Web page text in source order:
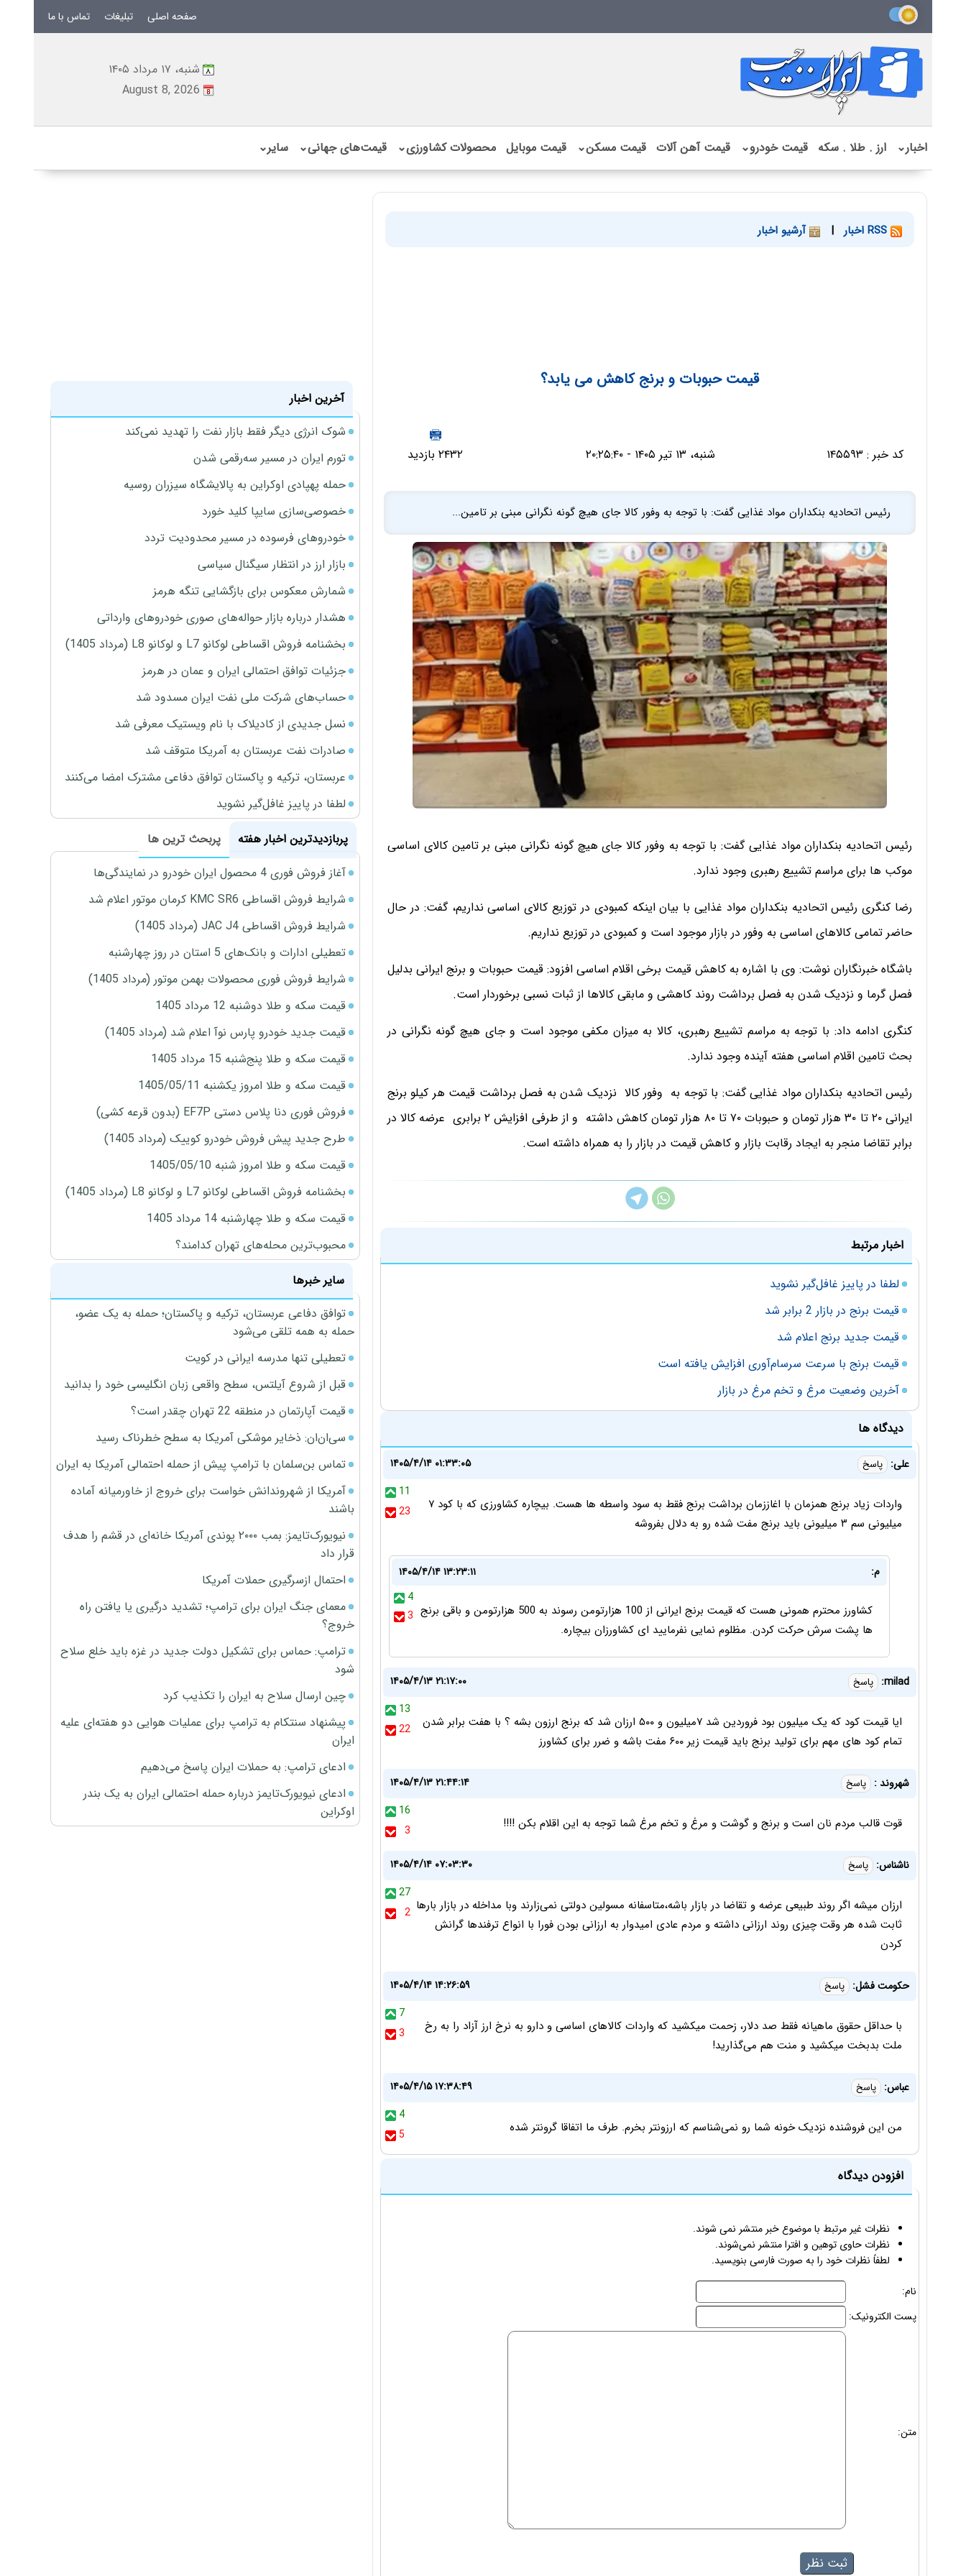
صفحه اصلی تبلیغات تماس با ما
شنبه، ۱۷ مرداد ۱۴۰۵
August 8, 2026
اخبار⌄ ارز . طلا . سکه قیمت خودرو⌄ قیمت آهن آلات قیمت مسکن⌄ قیمت موبایل محصولات کشاورزی⌄ قیمت‌های جهانی⌄ سایر⌄
| آرشیو اخبار
قیمت حبوبات و برنج کاهش می یابد؟
کد خبر : ۱۴۵۵۹۳ شنبه، ۱۳ تیر ۱۴۰۵ - ۲۰:۲۵:۴۰ ۲۴۳۲ بازدید
رئیس اتحادیه بنکداران مواد غذایی گفت: با توجه به وفور کالا جای هیچ گونه نگرانی مبنی بر تامین...
رئیس اتحادیه بنکداران مواد غذایی گفت: با توجه به وفور کالا جای هیچ گونه نگرانی مبنی بر تامین کالای اساسی
موکب ها برای مراسم تشییع رهبری وجود ندارد.
رضا کنگری رئیس اتحادیه بنکداران مواد غذایی با بیان اینکه کمبودی در توزیع کالای اساسی نداریم، گفت: در حال
حاضر تمامی کالاهای اساسی به وفور در بازار موجود است و کمبودی در توزیع نداریم.
باشگاه خبرنگاران نوشت: وی با اشاره به کاهش قیمت برخی اقلام اساسی افزود: قیمت حبوبات و برنج ایرانی بدلیل
فصل گرما و نزدیک شدن به فصل برداشت روند کاهشی و مابقی کالاها از ثبات نسبی برخوردار است.
کنگری ادامه داد: با توجه به مراسم تشییع رهبری، کالا به میزان مکفی موجود است و جای هیچ گونه نگرانی در
بحث تامین اقلام اساسی هفته آینده وجود ندارد.
رئیس اتحادیه بنکداران مواد غذایی گفت: با توجه به وفور کالا نزدیک شدن به فصل برداشت قیمت هر کیلو برنج
ایرانی ۲۰ تا ۳۰ هزار تومان و حبوبات ۷۰ تا ۸۰ هزار تومان کاهش داشته و از طرفی افزایش ۲ برابری عرضه کالا در
برابر تقاضا منجر به ایجاد رقابت بازار و کاهش قیمت در بازار را به همراه داشته است.
اخبار مرتبط
لطفا در پاییز غافل‌گیر نشوید
قیمت برنج در بازار 2 برابر شد
قیمت جدید برنج اعلام شد
قیمت برنج با سرعت سرسام‌آوری افزایش یافته است
آخرین وضعیت مرغ و تخم مرغ در بازار
دیدگاه ها
علی: پاسخ
۱۴۰۵/۴/۱۴ ۰۱:۳۳:۰۵
11
23
واردات زیاد برنج همزمان با اغاززمان برداشت برنج فقط به سود واسطه ها هست. بیچاره کشاورزی که با کود ۷
میلیونی سم ۳ میلیونی باید برنج مفت شده رو به دلال بفروشه
م:
۱۴۰۵/۴/۱۴ ۱۳:۲۳:۱۱
4
3 کشاورز محترم همونی هست که قیمت برنج ایرانی از 100 هزارتومن رسوند به 500 هزارتومن و باقی برنج
ها پشت سرش حرکت کردن. مظلوم نمایی نفرمایید ای کشاورزان بیچاره.
milad: پاسخ
۱۴۰۵/۴/۱۳ ۲۱:۱۷:۰۰
13
22
ایا قیمت کود که یک میلیون بود فروردین شد ۷میلیون و ۵۰۰ ارزان شد که برنج ارزون بشه ؟ با هفت برابر شدن
تمام کود های مهم برای تولید برنج باید قیمت زیر ۶۰۰ مفت باشه و ضرر برای کشاورز
شهروند : پاسخ
۱۴۰۵/۴/۱۳ ۲۱:۴۴:۱۴
16
3
قوت قالب مردم نان است و برنج و گوشت و مرغ و تخم مرغ شما توجه به این اقلام بکن !!!!
ناشناس: پاسخ
۱۴۰۵/۴/۱۴ ۰۷:۰۳:۳۰
27
2 ارزان میشه اگر روند طبیعی عرضه و تقاضا در بازار باشه،متاسفانه مسولین دولتی نمی‌زارند وبا مداخله در بازار بارها
ثابت شده هر وقت چیزی روند ارزانی داشته و مردم عادی امیدوار به ارزانی بودن فورا با انواع ترفندها گرانش
کردن
حکومت فشل: پاسخ
۱۴۰۵/۴/۱۴ ۱۴:۲۶:۵۹
7
3
با حداقل حقوق ماهیانه فقط صد دلار، زحمت میکشید که واردات کالاهای اساسی و دارو به نرخ ارز آزاد را به رخ
ملت بدبخت میکشید و منت هم می‌گذارید!
عباس: پاسخ
۱۴۰۵/۴/۱۵ ۱۷:۳۸:۴۹
4
5
من این فروشنده نزدیک خونه شما رو نمی‌شناسم که ارزونتر بخرم. طرف ما اتفاقا گرونتر شده
افزودن دیدگاه
نظرات غیر مرتبط با موضوع خبر منتشر نمی شوند.
نظرات حاوی توهین و افترا منتشر نمی‌شوند.
لطفاً نظرات خود را به صورت فارسی بنویسید.
نام:
پست الکترونیک:
متن:
آخرین اخبار
شوک انرژی دیگر فقط بازار نفت را تهدید نمی‌کند
تورم ایران در مسیر سه‌رقمی شدن
حمله پهپادی اوکراین به پالایشگاه سیزران روسیه
خصوصی‌سازی سایپا کلید خورد
خودروهای فرسوده در مسیر محدودیت تردد
بازار ارز در انتظار سیگنال سیاسی
شمارش معکوس برای بازگشایی تنگه هرمز
هشدار درباره بازار حواله‌های صوری خودروهای وارداتی
بخشنامه فروش اقساطی لوکانو L7 و لوکانو L8 (مرداد 1405)
جزئیات توافق احتمالی ایران و عمان در هرمز
حساب‌های شرکت ملی نفت ایران مسدود شد
نسل جدیدی از کادیلاک با نام ویستیک معرفی شد
صادرات نفت عربستان به آمریکا متوقف شد
عربستان، ترکیه و پاکستان توافق دفاعی مشترک امضا می‌کنند
لطفا در پاییز غافل‌گیر نشوید
پربازدیدترین اخبار هفته
پربحث ترین ها
آغاز فروش فوری 4 محصول ایران خودرو در نمایندگی‌ها
شرایط فروش اقساطی KMC SR6 کرمان موتور اعلام شد
شرایط فروش اقساطی JAC J4 (مرداد 1405)
تعطیلی ادارات و بانک‌های 5 استان در روز چهارشنبه
شرایط فروش فوری محصولات بهمن موتور (مرداد 1405)
قیمت سکه و طلا دوشنبه 12 مرداد 1405
قیمت جدید خودرو پارس نوآ اعلام شد (مرداد 1405)
قیمت سکه و طلا پنج‌شنبه 15 مرداد 1405
قیمت سکه و طلا امروز یکشنبه 1405/05/11
فروش فوری دنا پلاس دستی EF7P (بدون قرعه کشی)
طرح جدید پیش فروش خودرو کوییک (مرداد 1405)
قیمت سکه و طلا امروز شنبه 1405/05/10
بخشنامه فروش اقساطی لوکانو L7 و لوکانو L8 (مرداد 1405)
قیمت سکه و طلا چهارشنبه 14 مرداد 1405
محبوب‌ترین محله‌های تهران کدامند؟
سایر خبرها
توافق دفاعی عربستان، ترکیه و پاکستان؛ حمله به یک عضو،
حمله به همه تلقی می‌شود
تعطیلی تنها مدرسه ایرانی در کویت
قبل از شروع آیلتس، سطح واقعی زبان انگلیسی خود را بدانید
قیمت آپارتمان در منطقه 22 تهران چقدر است؟
سی‌ان‌ان: ذخایر موشکی آمریکا به سطح خطرناک رسید
تماس بن‌سلمان با ترامپ پیش از حمله احتمالی آمریکا به ایران
آمریکا از شهروندانش خواست برای خروج از خاورمیانه آماده
باشند
نیویورک‌تایمز: بمب ۲۰۰۰ پوندی آمریکا خانه‌ای در قشم را هدف
قرار داد
احتمال ازسرگیری حملات آمریکا
معمای جنگ ایران برای ترامپ؛ تشدید درگیری یا یافتن راه
خروج؟
ترامپ: حماس برای تشکیل دولت جدید در غزه باید خلع سلاح
شود
چین ارسال سلاح به ایران را تکذیب کرد
پیشنهاد سنتکام به ترامپ برای عملیات هوایی دو هفته‌ای علیه
ایران
ادعای ترامپ: به حملات ایران پاسخ می‌دهیم
ادعای نیویورک‌تایمز درباره حمله احتمالی ایران به یک بندر
اوکراین